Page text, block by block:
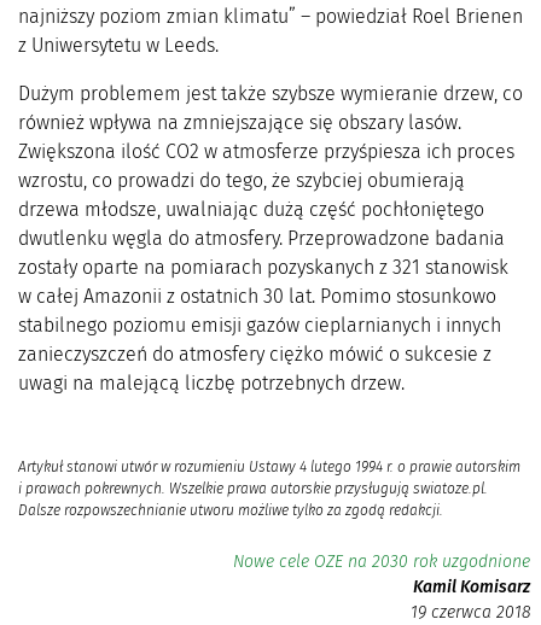
najniższy poziom zmian klimatu” – powiedział Roel Brienen
z Uniwersytetu w Leeds.
Dużym problemem jest także szybsze wymieranie drzew, co
również wpływa na zmniejszające się obszary lasów.
Zwiększona ilość CO2 w atmosferze przyśpiesza ich proces
wzrostu, co prowadzi do tego, że szybciej obumierają
drzewa młodsze, uwalniając dużą część pochłoniętego
dwutlenku węgla do atmosfery. Przeprowadzone badania
zostały oparte na pomiarach pozyskanych z 321 stanowisk
w całej Amazonii z ostatnich 30 lat. Pomimo stosunkowo
stabilnego poziomu emisji gazów cieplarnianych i innych
zanieczyszczeń do atmosfery ciężko mówić o sukcesie z
uwagi na malejącą liczbę potrzebnych drzew.
Artykuł stanowi utwór w rozumieniu Ustawy 4 lutego 1994 r. o prawie autorskim
i prawach pokrewnych. Wszelkie prawa autorskie przysługują swiatoze.pl.
Dalsze rozpowszechnianie utworu możliwe tylko za zgodą redakcji.
Nowe cele OZE na 2030 rok uzgodnione
Kamil Komisarz
19 czerwca 2018